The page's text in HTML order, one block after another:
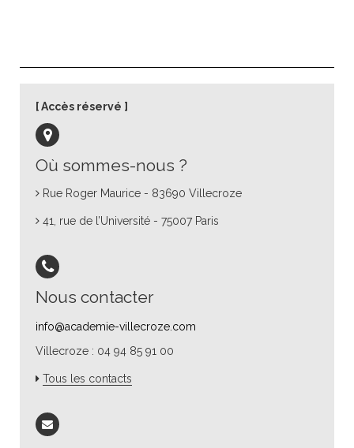
Où sommes-nous ?
Rue Roger Maurice - 83690 Villecroze
41, rue de l’Université - 75007 Paris
Nous contacter
info@academie-villecroze.com
Villecroze : 04 94 85 91 00
Tous les contacts
Accès réservé